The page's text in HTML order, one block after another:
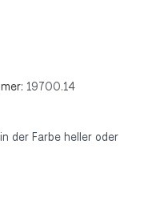
19700.14
der Farbe heller oder